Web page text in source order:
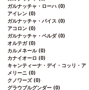
ガルナッチャ・ローハ (0)
アイレン (0)
ガルナッチャ・パイス (0)
アコロン (0)
ガルナッチャ・ペルダ (0)
オルテガ (0)
カルメネール (0)
カナイオーロ (0)
キャンティーナ・デイ・コッリ・ア
メリーニ (0)
クノワーズ (0)
グラウブルグンダー (0)